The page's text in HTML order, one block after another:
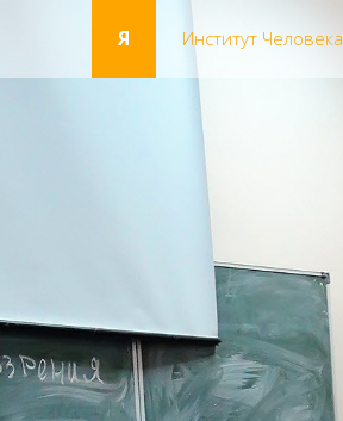
Я Институт Человека